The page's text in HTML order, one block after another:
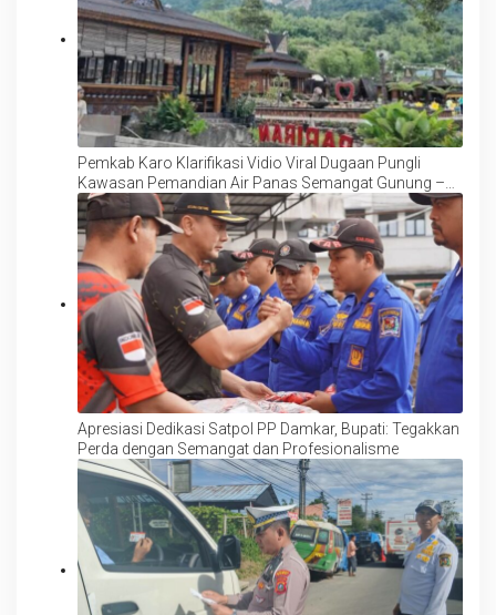
Pemkab Karo Klarifikasi Vidio Viral Dugaan Pungli
Kawasan Pemandian Air Panas Semangat Gunung –
Doulu
Apresiasi Dedikasi Satpol PP Damkar, Bupati: Tegakkan
Perda dengan Semangat dan Profesionalisme